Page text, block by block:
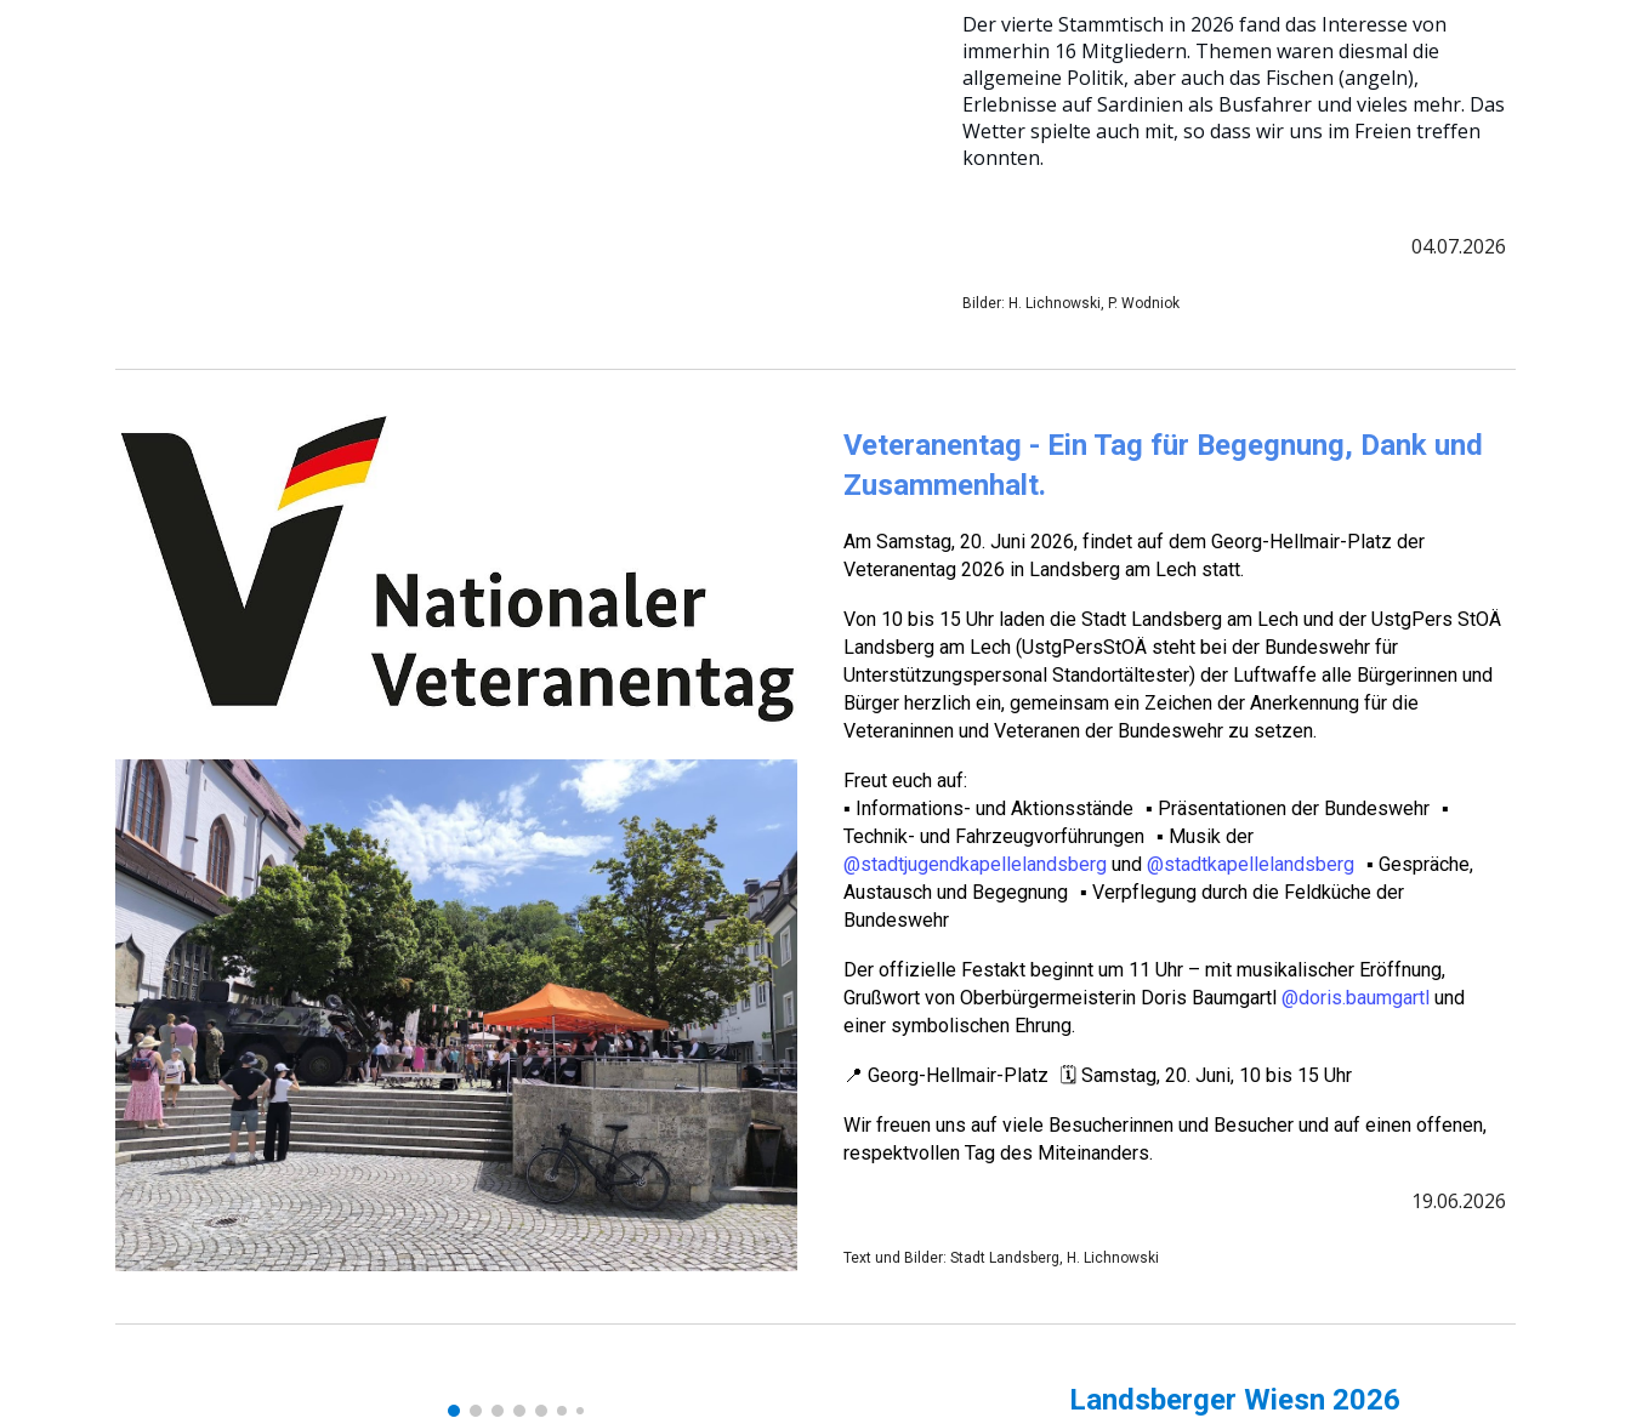
Dervierte Stammtisch in 2026fand das Interesse von
immerhin 16 Mitgliedern. Themen waren diesmal die
allgemeine Politik, aber auch das Fischen (angeln),
Erlebnisse auf Sardinien als Busfahrer und vieles mehr. Das
Wetter spielte auch mit, so dass wir uns im Freien treffen
konnten.
04.07.2026
Bilder: H. Lichnowski, P. Wodniok
Veteranentag - Ein Tag für Begegnung, Dank und
Zusammenhalt.
Am Samstag, 20. Juni 2026, findet auf dem Georg-Hellmair-Platz der
Veteranentag 2026 in Landsberg am Lech statt.
Von 10 bis 15 Uhr laden die Stadt Landsberg am Lech und der UstgPers StOÄ
Landsberg am Lech (UstgPersStOÄ steht bei der Bundeswehr für
Unterstützungspersonal Standortältester) der Luftwaffe alle Bürgerinnen und
Bürger herzlich ein, gemeinsam ein Zeichen der Anerkennung für die
Veteraninnen und Veteranen der Bundeswehr zu setzen.
Freut euch auf:
▪️ Informations- und Aktionsstände ▪️ Präsentationen der Bundeswehr ▪️
Technik- und Fahrzeugvorführungen ▪️ Musik der
@stadtjugendkapellelandsbergund @stadtkapellelandsberg▪️ Gespräche,
Austausch und Begegnung ▪️ Verpflegung durch die Feldküche der
Bundeswehr
Der offizielle Festakt beginnt um 11 Uhr – mit musikalischer Eröffnung,
Grußwort von Oberbürgermeisterin Doris Baumgartl @doris.baumgartlund
einer symbolischen Ehrung.
📍 Georg-Hellmair-Platz 🗓️ Samstag, 20. Juni, 10 bis 15 Uhr
Wir freuen uns auf viele Besucherinnen und Besucher und auf einen offenen,
respektvollen Tag des Miteinanders.
19.06.2026
Text und Bilder: Stadt Landsberg, H. Lichnowski
Landsberger Wiesn 2026